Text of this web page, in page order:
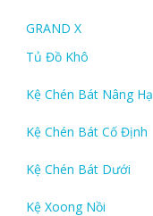
GRAND X
Tủ Đồ Khô
Kệ Chén Bát Nâng Hạ
Kệ Chén Bát Cố Định
Kệ Chén Bát Dưới
Kệ Xoong Nồi